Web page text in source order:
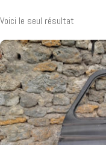
Voici le seul résultat